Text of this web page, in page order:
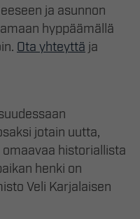
ja asunnon
hyppäämällä
Ota yhteyttä ja
jotain uutta,
historiallista
henki on
Veli Karjalaisen